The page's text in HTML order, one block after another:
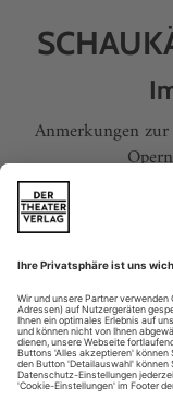
Anmerkungen
«Der
Noch ist mit